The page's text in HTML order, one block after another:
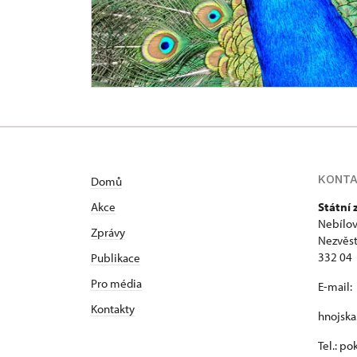
Domů
Akce
Zprávy
Publikace
Pro média
Kontakty
Státní
332 04
E-mail:
Tel.: